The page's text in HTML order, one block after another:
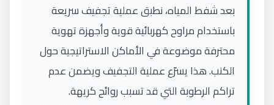
بعد شفط المياه، نطبق عملية تجفيف سريعة
باستخدام مراوح كهربائية قوية وأجهزة تهوية
محترفة موضوعة في الأماكن الاستراتيجية حول
الكنب. هذا يسرّع عملية التجفيف ويضمن عدم
تراكم الرطوبة التي قد تسبب روائح كريهة.